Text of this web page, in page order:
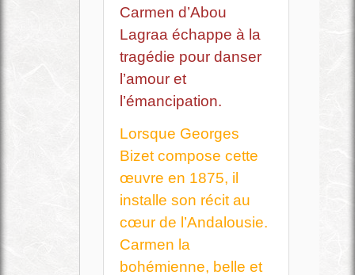
Carmen d’Abou
Lagraa échappe à la
tragédie pour danser
l’amour et
l’émancipation.
Lorsque Georges
Bizet compose cette
œuvre en 1875, il
installe son récit au
cœur de l’Andalousie.
Carmen la
bohémienne, belle et